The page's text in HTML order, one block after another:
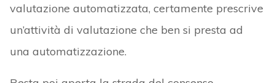
valutazione automatizzata, certamente prescrive
un’attività di valutazione che ben si presta ad
una automatizzazione.